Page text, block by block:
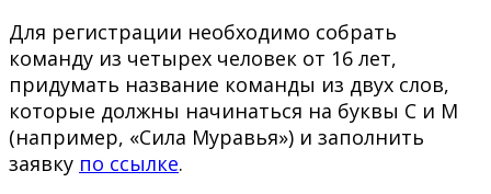
Для регистрации необходимо собрать
команду из четырех человек от 16 лет,
придумать название команды из двух слов,
которые должны начинаться на буквы С и М
(например, «Сила Муравья») и заполнить
заявку по ссылке.